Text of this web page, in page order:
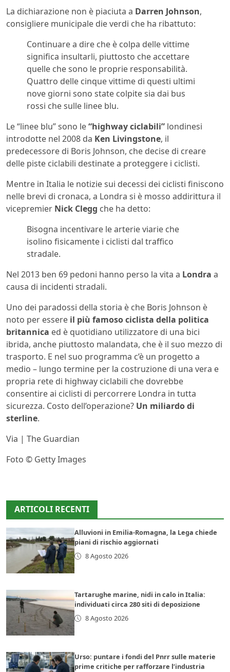
La dichiarazione non è piaciuta a Darren Johnson,
consigliere municipale die verdi che ha ribattuto:
Continuare a dire che è colpa delle vittime
significa insultarli, piuttosto che accettare
quelle che sono le proprie responsabilità.
Quattro delle cinque vittime di questi ultimi
nove giorni sono state colpite sia dai bus
rossi che sulle linee blu.
Le “linee blu” sono le“highway ciclabili” londinesi
introdotte nel 2008 da Ken Livingstone, il
predecessore di Boris Johnson, che decise di creare
delle piste ciclabili destinate a proteggere i ciclisti.
Mentre in Italia le notizie sui decessi dei ciclisti finiscono
nelle brevi di cronaca, a Londra si è mosso addirittura il
vicepremier Nick Clegg che ha detto:
Bisogna incentivare le arterie viarie che
isolino fisicamente i ciclisti dal traffico
stradale.
Nel 2013 ben 69 pedoni hanno perso la vita a Londra a
causa di incidenti stradali.
Uno dei paradossi della storia è che Boris Johnson è
noto per essere il più famoso ciclista della politica
britannica ed è quotidiano utilizzatore di una bici
ibrida, anche piuttosto malandata, che è il suo mezzo di
trasporto. E nel suo programma c’è un progetto a
medio – lungo termine per la costruzione di una vera e
propria rete di highway ciclabili che dovrebbe
consentire ai ciclisti di percorrere Londra in tutta
sicurezza. Costo dell’operazione? Un miliardo di
sterline.
Via | The Guardian
Foto © Getty Images
ARTICOLI RECENTI
Alluvioni in Emilia-Romagna, la Lega chiede
piani di rischio aggiornati
8 Agosto 2026
Tartarughe marine, nidi in calo in Italia:
individuati circa 280 siti di deposizione
8 Agosto 2026
Urso: puntare i fondi del Pnrr sulle materie
prime critiche per rafforzare l’industria